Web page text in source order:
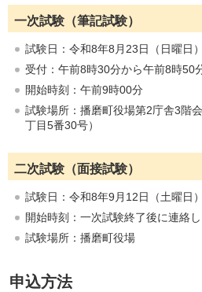
一次試験（筆記試験）
試験日：令和8年8月23日（日曜日）
受付：午前8時30分から午前8時50
開始時刻：午前9時00分
試験場所：播磨町役場第2庁舎3階
丁目5番30号）
二次試験（面接試験）
試験日：令和8年9月12日（土曜日）
開始時刻：一次試験終了後に連絡し
試験場所：播磨町役場
申込方法